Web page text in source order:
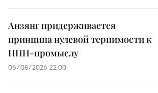
Анзянг придерживается
принципа нулевой терпимости к
ННН-промыслу
06/08/2026 22:00